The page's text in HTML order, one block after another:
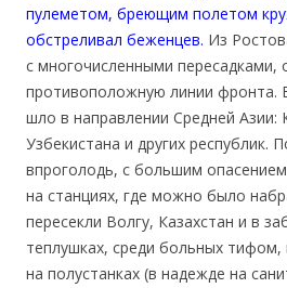
пулеметом, бреющим полетом
обстреливал беженцев. Из
с многочисленными пересадками,
противоположную линии фронта.
шло в направлении Средней Азии:
Узбекистана и других республик.
впроголодь, с большим
на станциях, где можно было
пересекли Волгу, Казахстан и в
теплушках, среди больных
на полустанках (в надежде на